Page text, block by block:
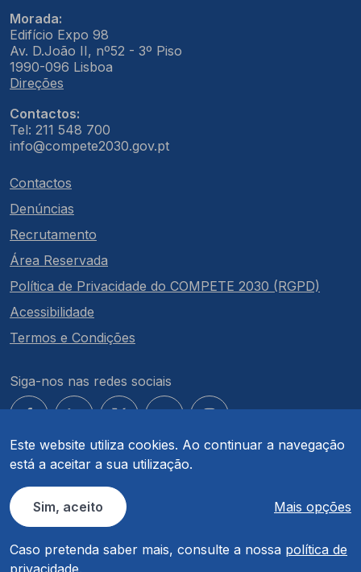
Este website utiliza cookies. Ao continuar a navegação
está a aceitar a sua utilização.
Sim, aceito Mais opções
Caso pretenda saber mais, consulte a nossa política de
privacidade
Morada:
Edifício Expo 98
Av. D.João II, nº52 - 3º Piso
1990-096 Lisboa
Direções
Contactos:
Tel: 211 548 700
info@compete2030.gov.pt
Contactos
Denúncias
Recrutamento
Área Reservada
Política de Privacidade do COMPETE 2030 (RGPD)
Acessibilidade
Termos e Condições
Siga-nos nas redes sociais
© COMPETE 2030. Todos os direitos reservados.